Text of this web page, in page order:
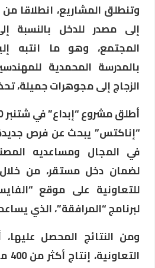
وتنطلق المشاريع، انطلاقا من
إلى مصدر للدخل بالنسبة
المجتمع، وهو ما انتبه
بالمدرسة المحمدية
الزجاج إلى مجوهرات جميلة،
“إناكتس” يبحث عن فرص
في المجال ومساعديه
لضمان دخل مستقر، من
للتعاونية على موقع
لبرنامج “المرافقة”، الذي
ومن النتائج المحصل